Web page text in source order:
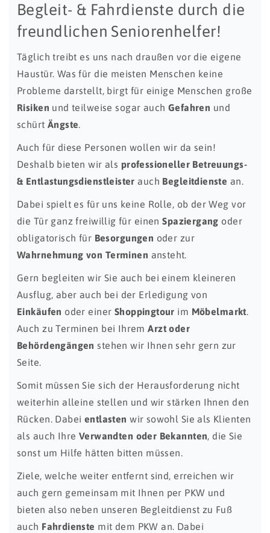
Begleit- & Fahrdienste durch die
freundlichen Seniorenhelfer!
Täglich treibt es uns nach draußen vor die eigene
Haustür. Was für die meisten Menschen keine
Probleme darstellt, birgt für einige Menschen große
Risiken und teilweise sogar auch Gefahren und
schürt Ängste.
Auch für diese Personen wollen wir da sein!
Deshalb bieten wir als professioneller Betreuungs-
& Entlastungsdienstleister auch Begleitdienste an.
Dabei spielt es für uns keine Rolle, ob der Weg vor
die Tür ganz freiwillig für einenSpaziergang oder
obligatorisch für Besorgungen oder zur
Wahrnehmung von Terminen ansteht.
Gern begleiten wir Sie auch bei einem kleineren
Ausflug, aber auch bei der Erledigung von
Einkäufen oder einer Shoppingtour im Möbelmarkt.
Auch zu Terminen bei IhremArzt oder
Behördengängen stehen wir Ihnen sehr gern zur
Seite.
Somit müssen Sie sich der Herausforderung nicht
weiterhin alleine stellen und wir stärken Ihnen den
Rücken. Dabei entlasten wir sowohl Sie als Klienten
als auch Ihre Verwandten oder Bekannten, die Sie
sonst um Hilfe hätten bitten müssen.
Ziele, welche weiter entfernt sind, erreichen wir
auch gern gemeinsam mit Ihnen per PKW und
bieten also neben unseren Begleitdienst zu Fuß
auch Fahrdienste mit dem PKW an. Dabei